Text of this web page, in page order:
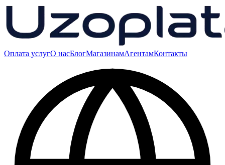
Оплата услугО насБлогМагазинамАгентамКонтакты